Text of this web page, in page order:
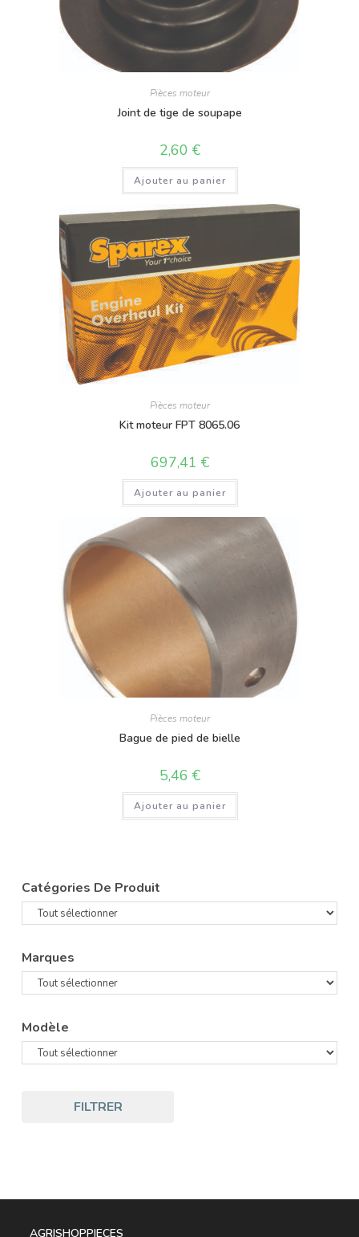
Pièces moteur
Joint de tige de soupape
2,60 €
Ajouter au panier
Pièces moteur
Kit moteur FPT 8065.06
697,41 €
Ajouter au panier
Pièces moteur
Bague de pied de bielle
5,46 €
Ajouter au panier
Catégories De Produit
Marques
Modèle
FILTRER
AGRISHOPPIECES